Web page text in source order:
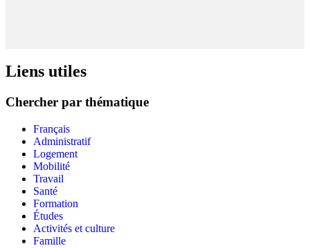
Liens utiles
Chercher par thématique
Français
Administratif
Logement
Mobilité
Travail
Santé
Formation
Études
Activités et culture
Famille